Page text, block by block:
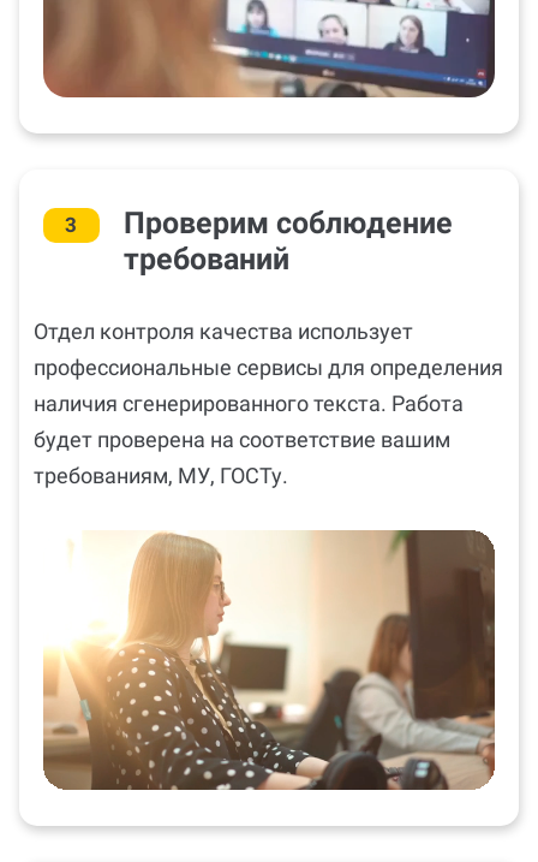
3
Проверим соблюдение
требований
Отдел контроля качества использует
профессиональные сервисы для определения
наличия сгенерированного текста. Работа
будет проверена на соответствие вашим
требованиям, МУ, ГОСТу.